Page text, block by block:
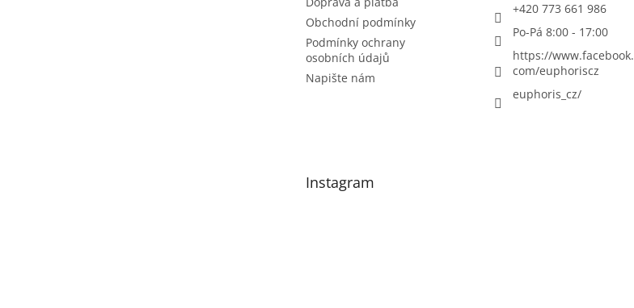
Obchodní podmínky
Podmínky ochrany
osobních údajů
Napište nám
+420 773 661 986
Po-Pá 8:00 - 17:00
https://www.facebook.
com/euphoriscz
euphoris_cz/
Instagram